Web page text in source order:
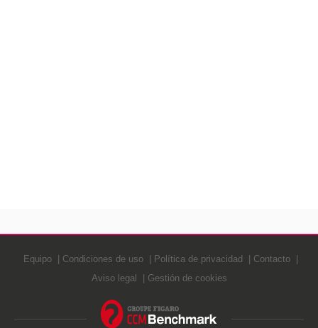
Equipo Condiciones de uso Política de privacidad
Contacto
Aviso legal
Gestión de cookies